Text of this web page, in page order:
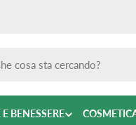
BENESSERE